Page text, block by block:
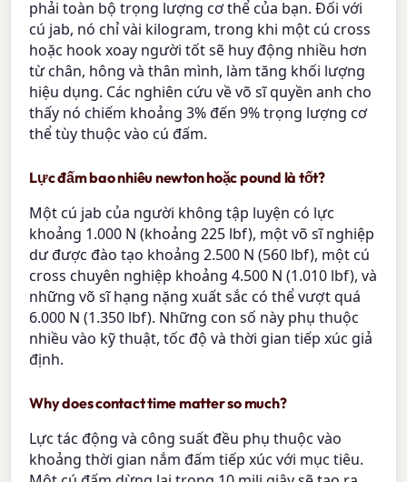
phải toàn bộ trọng lượng cơ thể của bạn. Đối với
cú jab, nó chỉ vài kilogram, trong khi một cú cross
hoặc hook xoay người tốt sẽ huy động nhiều hơn
từ chân, hông và thân mình, làm tăng khối lượng
hiệu dụng. Các nghiên cứu về võ sĩ quyền anh cho
thấy nó chiếm khoảng 3% đến 9% trọng lượng cơ
thể tùy thuộc vào cú đấm.
Lực đấm bao nhiêu newton hoặc pound là tốt?
Một cú jab của người không tập luyện có lực
khoảng 1.000 N (khoảng 225 lbf), một võ sĩ nghiệp
dư được đào tạo khoảng 2.500 N (560 lbf), một cú
cross chuyên nghiệp khoảng 4.500 N (1.010 lbf), và
những võ sĩ hạng nặng xuất sắc có thể vượt quá
6.000 N (1.350 lbf). Những con số này phụ thuộc
nhiều vào kỹ thuật, tốc độ và thời gian tiếp xúc giả
định.
Why does contact time matter so much?
Lực tác động và công suất đều phụ thuộc vào
khoảng thời gian nắm đấm tiếp xúc với mục tiêu.